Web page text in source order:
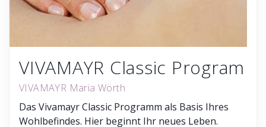
VIVAMAYR Classic Program
VIVAMAYR Maria Wörth
Das Vivamayr Classic Programm als Basis Ihres
Wohlbefindes. Hier beginnt Ihr neues Leben.